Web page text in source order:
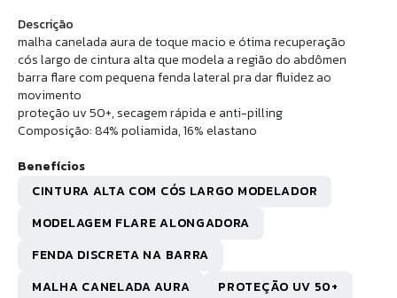
Descrição
malha canelada aura de toque macio e ótima recuperação
cós largo de cintura alta que modela a região do abdômen
barra flare com pequena fenda lateral pra dar fluidez ao
movimento
proteção uv 50+, secagem rápida e anti-pilling
Composição: 84% poliamida, 16% elastano
Benefícios
CINTURA ALTA COM CÓS LARGO MODELADOR
MODELAGEM FLARE ALONGADORA
FENDA DISCRETA NA BARRA
MALHA CANELADA AURA
PROTEÇÃO UV 50+